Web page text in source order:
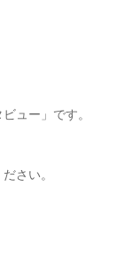
ュー」です。
さい。